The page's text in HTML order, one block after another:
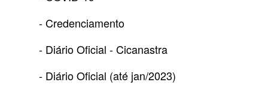
- Credenciamento
- Diário Oficial - Cicanastra
- Diário Oficial (até jan/2023)